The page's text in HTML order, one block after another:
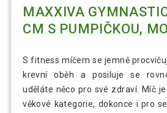
MAXXIVA
CM S PUMPIČKOU,
S fitness míčem se jemně
krevní oběh a posiluje se
uděláte něco pro své zdraví. Míč
věkové kategorie, dokonce i pro